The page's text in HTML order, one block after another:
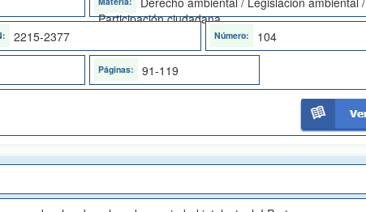
Participación ciudadana
2215-2377 104
91-119